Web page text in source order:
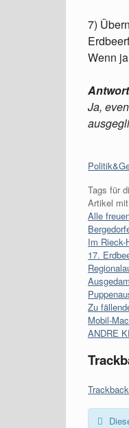
7)
Wenn
Ja,
Tags für
Artikel
Alle
Im Rieck-
17.
Zu
Mobil-
ANDRE